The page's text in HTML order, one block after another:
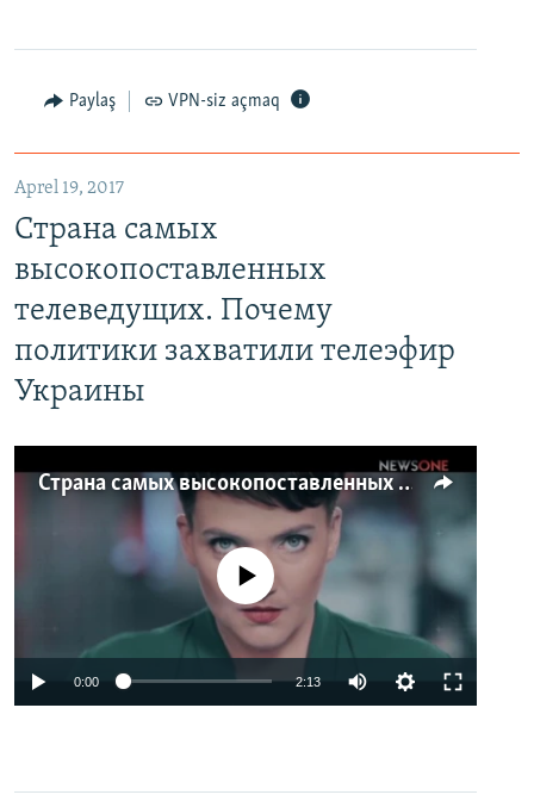
Paylaş VPN-siz açmaq
Aprel 19, 2017
Страна самых
высокопоставленных
телеведущих. Почему
политики захватили телеэфир
Украины
Страна самых высокопоставленных телеведущих. Почему политики захватили телеэфир Украины
No media source currently available
0:00 2:13